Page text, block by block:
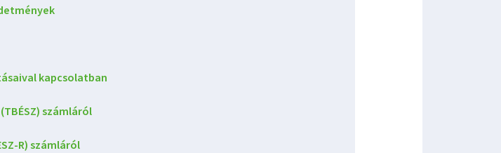
kapcsolatban
számláról
R) számláról